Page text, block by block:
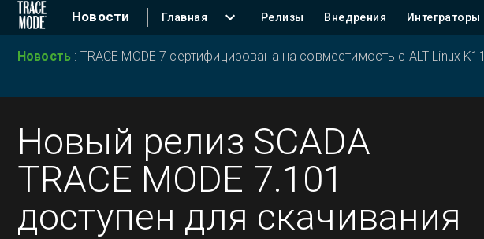
Новости Главная Релизы Внедрения Интеграторы
Новость : TRACE MODE 7 сертифицирована на совместимость с ALT Linux K11
Новый релиз SCADA
TRACE MODE 7.101
доступен для скачивания